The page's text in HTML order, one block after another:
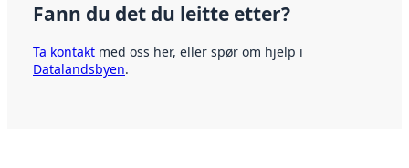
Fann du det du leitte etter?
Ta kontakt med oss her, eller spør om hjelp i
Datalandsbyen.